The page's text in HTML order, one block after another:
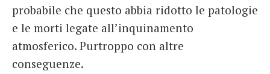
probabile che questo abbia ridotto le patologie
e le morti legate all’inquinamento
atmosferico. Purtroppo con altre
conseguenze.